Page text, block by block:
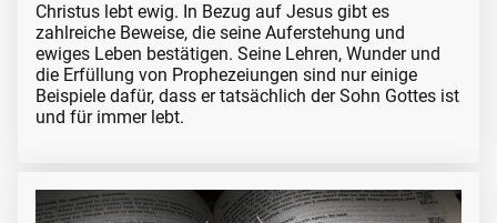
Christus lebt ewig. In Bezug auf Jesus gibt es
zahlreiche Beweise, die seine Auferstehung und
ewiges Leben bestätigen. Seine Lehren, Wunder und
die Erfüllung von Prophezeiungen sind nur einige
Beispiele dafür, dass er tatsächlich der Sohn Gottes ist
und für immer lebt.